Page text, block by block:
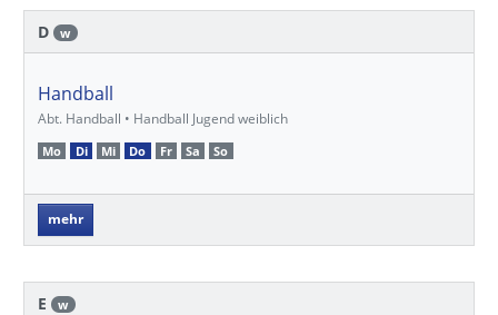
D w
Handball
Abt. Handball • Handball Jugend weiblich
Mo Di Mi Do Fr Sa So
mehr
E w